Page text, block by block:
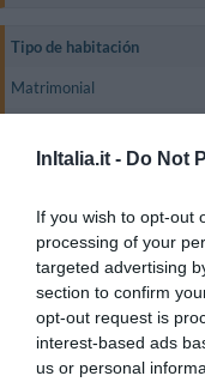
InItalia.it - Do Not
If you wish to opt-out
processing of your
targeted advertising
section to confirm
opt-out request is
interest-based ads
us or personal
Tipo de habitación
Matrimonial
Cuádruple con vistas al mar
Luminosas y
disponen de televisión
privado.
Habitaciones Disponibles:
con vistas al mar.